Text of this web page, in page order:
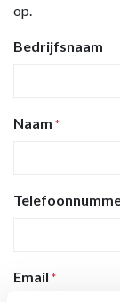
op.
Bedrijfsnaam
Naam *
Email *